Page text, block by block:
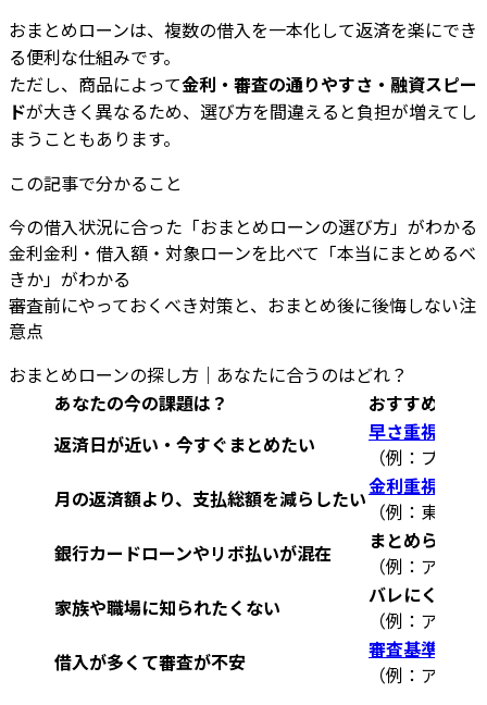
おまとめローンは、複数の借入を一本化して返済を楽にでき
る便利な仕組みです。
ただし、商品によって金利・審査の通りやすさ・融資スピー
ドが大きく異なるため、選び方を間違えると負担が増えてし
まうこともあります。
この記事で分かること
今の借入状況に合った「おまとめローンの選び方」がわかる
金利金利・借入額・対象ローンを比べて「本当にまとめるべ
きか」がわかる
審査前にやっておくべき対策と、おまとめ後に後悔しない注
意点
おまとめローンの探し方｜あなたに合うのはどれ？
あなたの今の課題は？
おすすめのお
返済日が近い・今すぐまとめたい
早さ重視の「
（例：プロミ
月の返済額より、支払総額を減らしたい金利重視の銀
（例：東京
銀行カードローンやリボ払いが混在
まとめられる
（例：アイフ
家族や職場に知られたくない
バレにくさ重
（例：アイ
借入が多くて審査が不安
審査基準を確
（例：アコム